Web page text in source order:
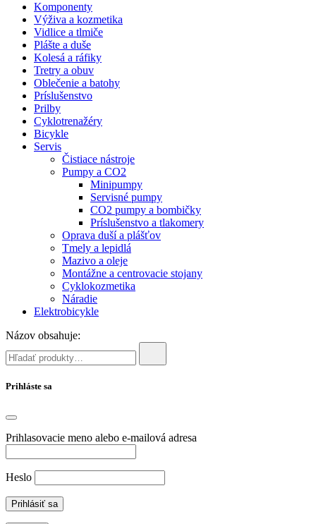
Komponenty
Výživa a kozmetika
Vidlice a tlmiče
Plášte a duše
Kolesá a ráfiky
Tretry a obuv
Oblečenie a batohy
Príslušenstvo
Prilby
Cyklotrenažéry
Bicykle
Servis
Čistiace nástroje
Pumpy a CO2
Minipumpy
Servisné pumpy
CO2 pumpy a bombičky
Príslušenstvo a tlakomery
Oprava duší a plášťov
Tmely a lepidlá
Mazivo a oleje
Montážne a centrovacie stojany
Cyklokozmetika
Náradie
Elektrobicykle
Názov obsahuje:
Prihláste sa
Prihlasovacie meno alebo e-mailová adresa
Heslo